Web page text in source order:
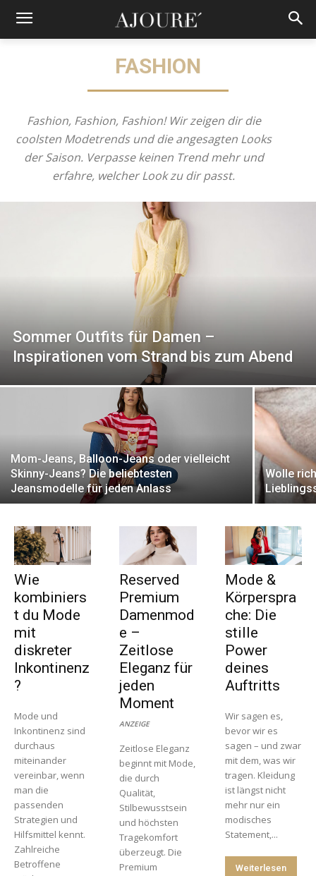
FASHION
Fashion, Fashion, Fashion! Wir zeigen dir die
coolsten Modetrends und die angesagten Looks
der Saison. Verpasse keinen Trend mehr und
erfahre, welcher Look zu dir passt.
Sommer Outfits für Damen –
Inspirationen vom Strand bis zum Abend
Mom-Jeans, Balloon-Jeans oder vielleicht
Skinny-Jeans? Die beliebtesten
Jeansmodelle für jeden Anlass
Wolle
Wie
kombiniers
t du Mode
mit
diskreter
Inkontinenz
?
Mode und
Inkontinenz sind
durchaus
miteinander
vereinbar, wenn
man die
passenden
Strategien und
Hilfsmittel kennt.
Zahlreiche
Betroffene
Reserved
Premium
Damenmod
e –
Zeitlose
Eleganz für
jeden
Moment
ANZEIGE
Zeitlose Eleganz
beginnt mit Mode,
die durch
Qualität,
Stilbewusstsein
und höchsten
Tragekomfort
überzeugt. Die
Premium
Mode &
Körperspra
che: Die
stille
Power
deines
Auftritts
Wir sagen es,
bevor wir es
sagen – und zwar
mit dem, was wir
tragen. Kleidung
ist längst nicht
mehr nur ein
modisches
Statement,...
Weiterlesen